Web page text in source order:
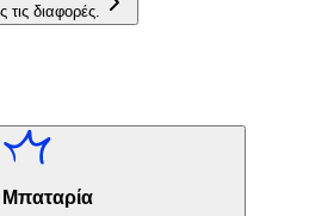
τις διαφορές.
Μπαταρία